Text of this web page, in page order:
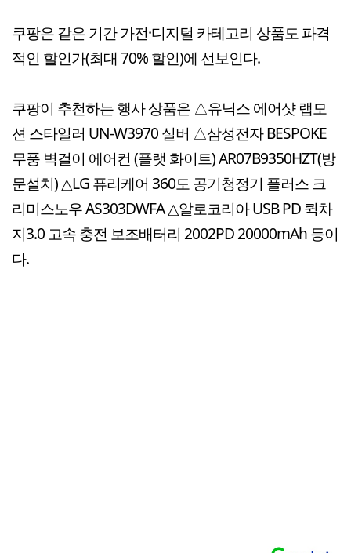
쿠팡은 같은 기간 가전·디지털 카테고리 상품도 파격
적인 할인가(최대 70% 할인)에 선보인다.
쿠팡이 추천하는 행사 상품은 △유닉스 에어샷 랩모
션 스타일러 UN-W3970 실버 △삼성전자 BESPOKE
무풍 벽걸이 에어컨 (플랫 화이트) AR07B9350HZT(방
문설치) △LG 퓨리케어 360도 공기청정기 플러스 크
리미스노우 AS303DWFA △알로코리아 USB PD 퀵차
지3.0 고속 충전 보조배터리 2002PD 20000mAh 등이
다.